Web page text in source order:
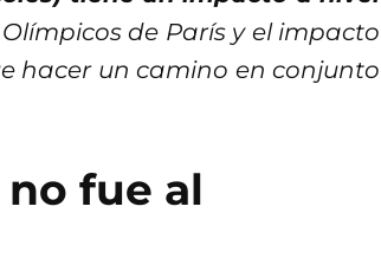
de París y el impacto
hacer un camino en conjunto
fue al